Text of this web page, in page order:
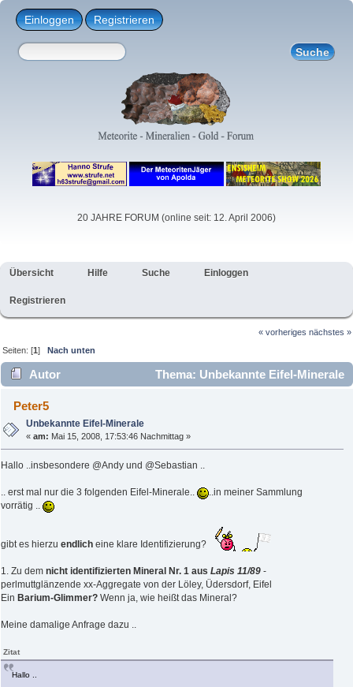
Einloggen Registrieren
20 JAHRE FORUM (online seit: 12. April 2006)
Übersicht Hilfe Suche Einloggen
Registrieren
« vorheriges nächstes »
Seiten: [1]Nach unten
Autor
Thema: Unbekannte Eifel-Minerale
(Gelesen 4920 mal)
Peter5
Unbekannte Eifel-Minerale
«am: Mai 15, 2008, 17:53:46 Nachmittag »
Hallo ..insbesondere @Andy und @Sebastian ..
.. erst mal nur die 3 folgenden Eifel-Minerale..
..in meiner Sammlung
vorrätig ..
gibt es hierzu endlich eine klare Identifizierung?
1. Zu dem nicht identifizierten Mineral Nr. 1 aus Lapis 11/89 -
perlmuttglänzende xx-Aggregate von der Löley, Üdersdorf, Eifel
Ein Barium-Glimmer? Wenn ja, wie heißt das Mineral?
Meine damalige Anfrage dazu ..
Zitat
Hallo ..